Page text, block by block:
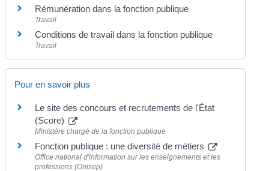
Rémunération dans la fonction publique
Travail
Conditions de travail dans la fonction publique
Travail
Pour en savoir plus
Le site des concours et recrutements de l'État
(Score)
Ministère chargé de la fonction publique
Fonction publique : une diversité de métiers
Office national d'information sur les enseignements et les
professions (Onisep)